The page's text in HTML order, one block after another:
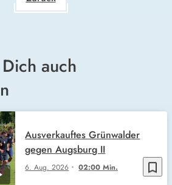
auch
bookmark_border
6. Aug. 2026 02:00 Min.
Ausverkauftes Grünwalder
gegen Augsburg II